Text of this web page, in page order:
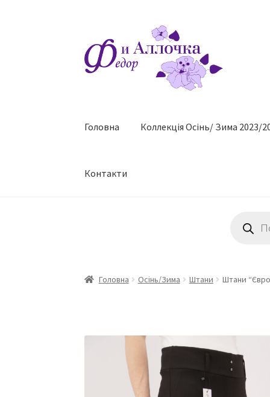
до
навігації
до
контенту
Головна Коллекцiя Осінь/ Зима 2023/
Контакти
товарів
Головна Осінь/Зима Штани Штани